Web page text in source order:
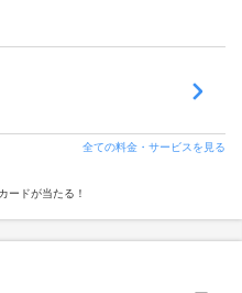
全ての料金・サービスを見る
ードが当たる！